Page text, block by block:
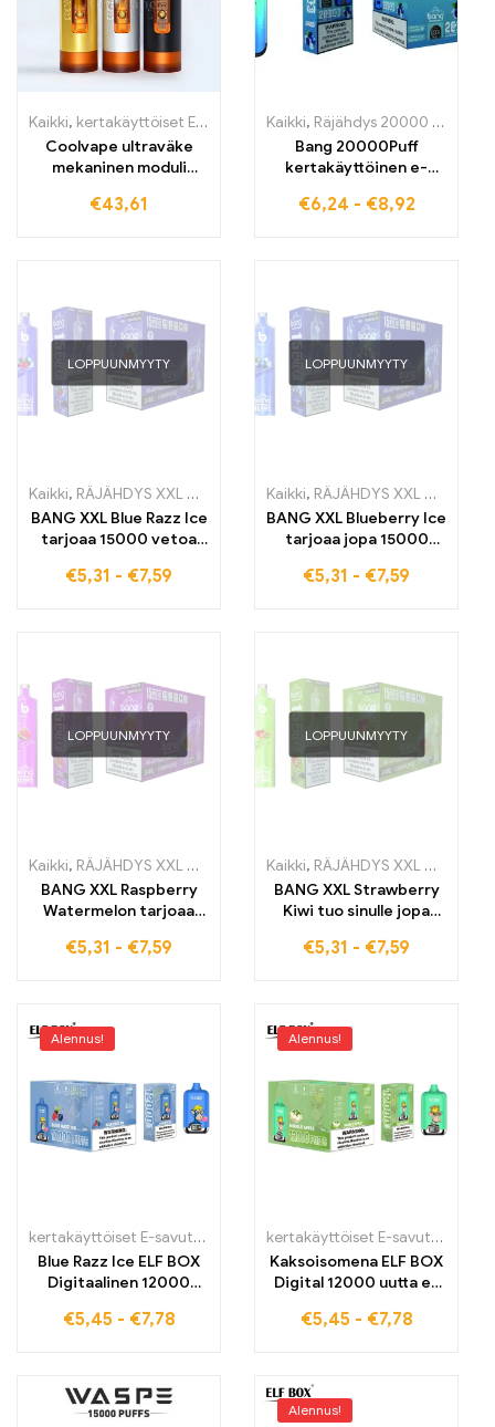
Kaikki, kertakäyttöiset E-savut kertakäyttöiset E-savut Suomi
Coolvape ultraväke
mekaninen moduli
€43,61
Kaikki, Räjähdys 20000 Henkäystä
Bang 20000Puff
kertakäyttöinen e-
tarjoaa maksimaalisen
€6,24 - €8,92
LOPPUUNMYYTY
Kaikki, RÄJÄHDYS XXL NT15000 kertakäyttöiset E-savut ,
BANG XXL Blue Razz Ice
tarjoaa 15000 vetoa
Raspberry -mausta
€5,31 - €7,59
LOPPUUNMYYTY
Kaikki, RÄJÄHDYS XXL NT15000
BANG XXL Blueberry Ice
tarjoaa jopa 15000
mustikkamakua
€5,31 - €7,59
LOPPUUNMYYTY
Kaikki, RÄJÄHDYS XXL NT15000 kertakäyttöiset E-savut ,
BANG XXL Raspberry
Watermelon tarjoaa
vesimeloni-
€5,31 - €7,59
LOPPUUNMYYTY
Kaikki, RÄJÄHDYS XXL NT15000
BANG XXL Strawberry
Kiwi tuo sinulle jopa
hedelmäisestä
korkealaatuinen
tarjoaa pehmeän
keuhkojen
imukokemuksen,
ihanteellinen Euroopan
€5,31 - €7,59
Alennus!
kertakäyttöiset E-savut
,Kertakäyttöiset sähkötupakat Viro,
Blue Razz Ice ELF BOX
Digitaalinen 12000
tarjoaa parhaan
€5,45 - €7,78
Alennus!
kertakäyttöiset E-savut
,
Kaksoisomena ELF BOX
Digital 12000 uutta e-
toimituksella
€5,45 - €7,78
Alennus!